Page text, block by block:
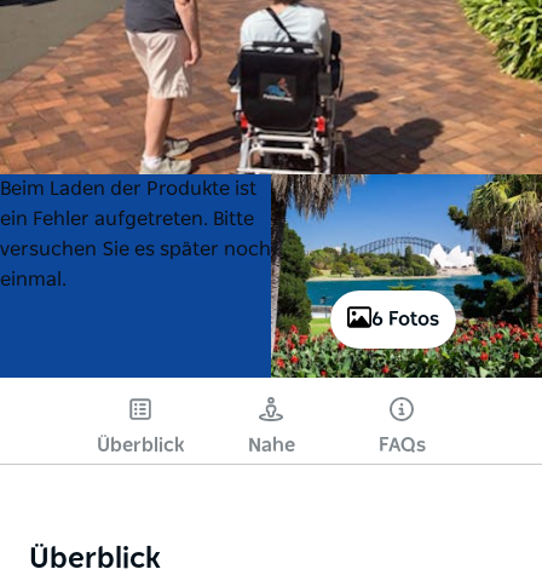
6 Fotos
Product
List
Product
List
Beim Laden der Produkte ist
ein Fehler aufgetreten. Bitte
versuchen Sie es später noch
einmal.
Überblick Nahe FAQs
Überblick